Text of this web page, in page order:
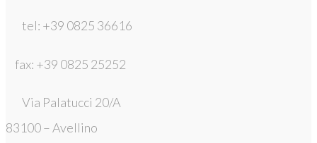
tel: +39 0825 36616
fax: +39 0825 25252
Via Palatucci 20/A
83100 – Avellino